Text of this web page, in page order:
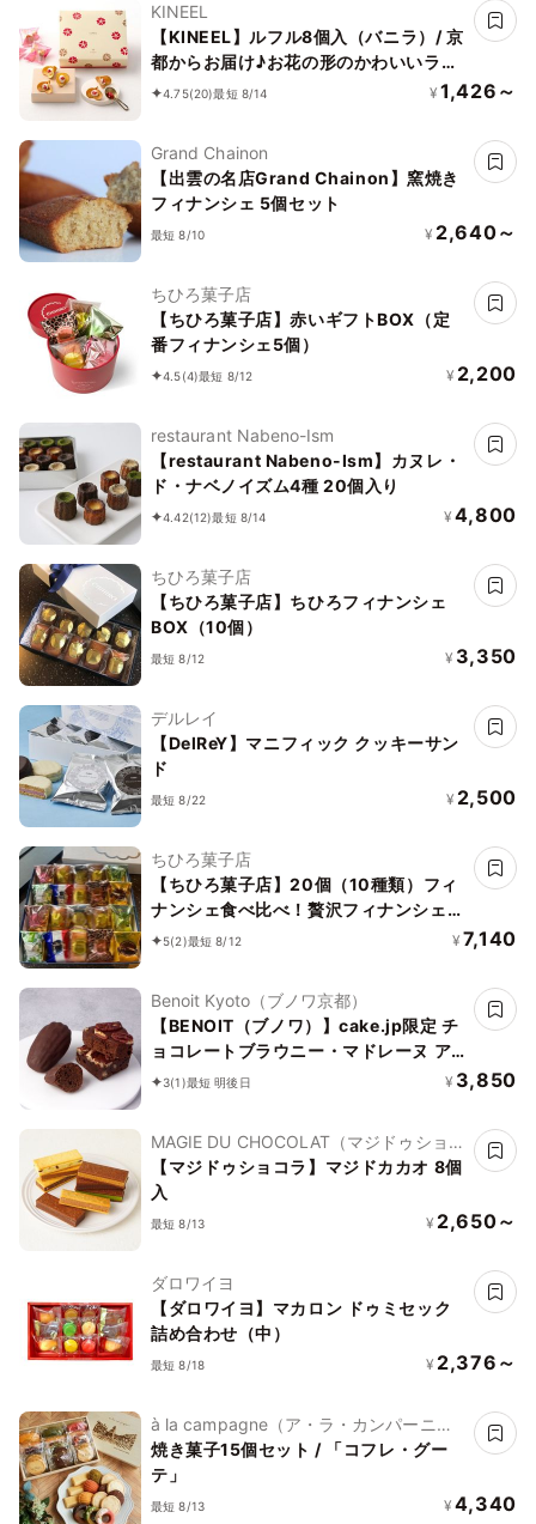
KINEEL
【KINEEL】ルフル8個入（バニラ）/ 京
都からお届け♪お花の形のかわいいラン
グドシャスイーツ（焼菓子8個セット）
4.75(20)最短 8/14 ¥ 1,426～
Grand Chainon
【出雲の名店Grand Chainon】窯焼き
フィナンシェ 5個セット
最短 8/10 ¥ 2,640～
ちひろ菓子店
【ちひろ菓子店】赤いギフトBOX（定
番フィナンシェ5個）
4.5(4)最短 8/12 ¥ 2,200
restaurant Nabeno-Ism
【restaurant Nabeno-Ism】カヌレ・
ド・ナベノイズム4種 20個入り
4.42(12)最短 8/14 ¥ 4,800
ちひろ菓子店
【ちひろ菓子店】ちひろフィナンシェ
BOX（10個）
最短 8/12 ¥ 3,350
デルレイ
【DelReY】マニフィック クッキーサン
ド
最短 8/22 ¥ 2,500
ちひろ菓子店
【ちひろ菓子店】20個（10種類）フィ
ナンシェ食べ比べ！贅沢フィナンシェ
BOX
5(2)最短 8/12 ¥ 7,140
Benoit Kyoto（ブノワ京都）
【BENOIT（ブノワ）】cake.jp限定 チ
ョコレートブラウニー・マドレーヌ ア
ソート 10個入
3(1)最短 明後日 ¥ 3,850
MAGIE DU CHOCOLAT（マジドゥショコ
ラ）
【マジドゥショコラ】マジドカカオ 8個
入
最短 8/13 ¥ 2,650～
ダロワイヨ
【ダロワイヨ】マカロン ドゥミセック
詰め合わせ（中）
最短 8/18 ¥ 2,376～
à la campagne（ア・ラ・カンパーニ
ュ）
焼き菓子15個セット / 「コフレ・グー
テ」
最短 8/13 ¥ 4,340